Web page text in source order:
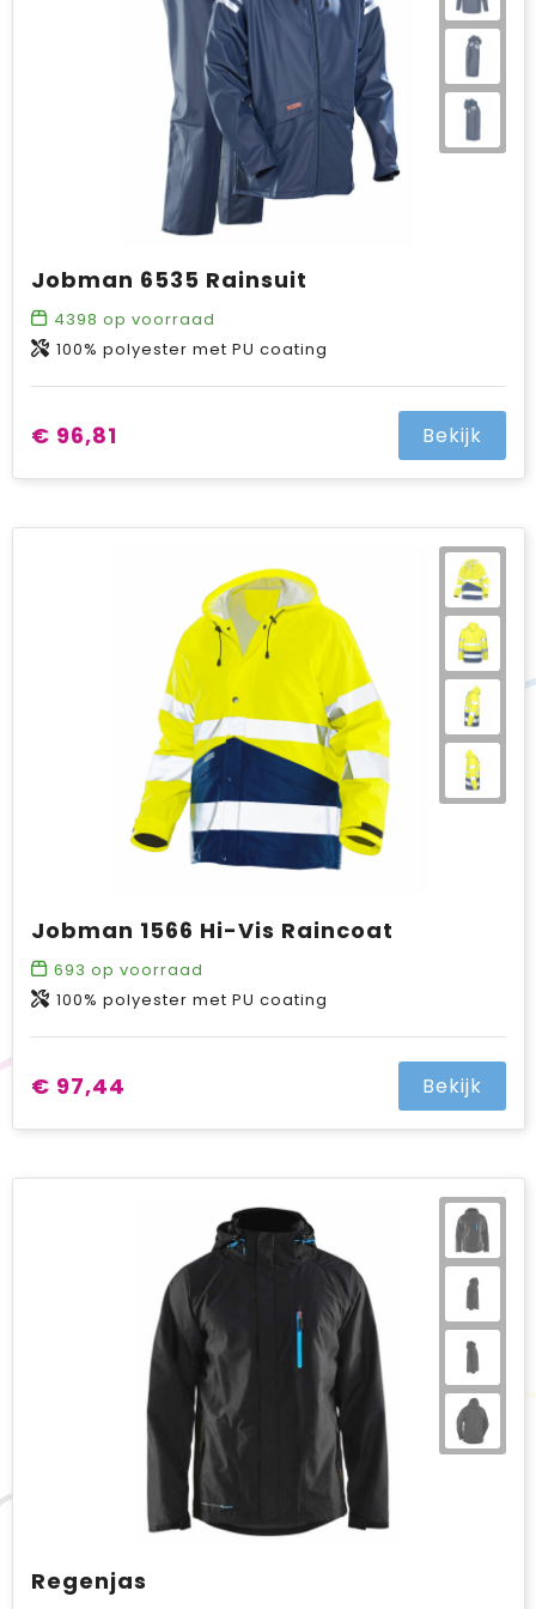
Jobman 6535 Rainsuit
4398 op voorraad
100% polyester met PU coating
€ 96,81 Bekijk
Jobman 1566 Hi-Vis Raincoat
693 op voorraad
100% polyester met PU coating
€ 97,44 Bekijk
Regenjas